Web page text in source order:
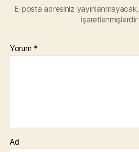
E-posta adresiniz yayınlanmayacak.
işaretlenmişlerdir
Yorum *
Ad